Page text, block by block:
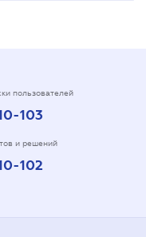
пользователей
103
и решений
102